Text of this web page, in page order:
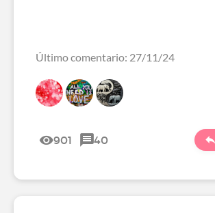
Último comentario: 27/11/24
901 40